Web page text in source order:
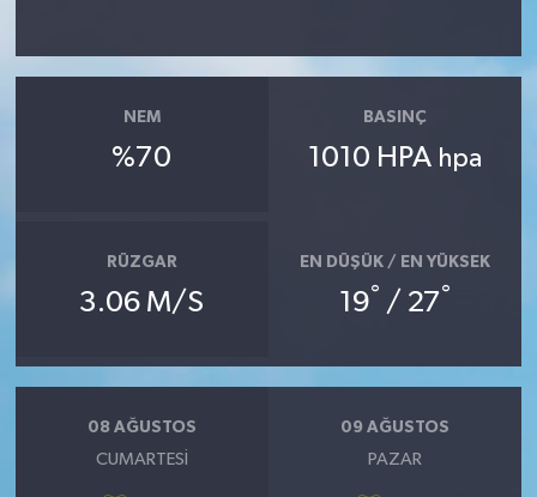
NEM
%70
BASINÇ
1010 HPA hpa
RÜZGAR
3.06 M/S
EN DÜŞÜK / EN YÜKSEK
19° / 27°
08 AĞUSTOS
CUMARTESI
09 AĞUSTOS
PAZAR
Bingöl Müftülüğü
Çanakkale Müftülüğü
Podcast